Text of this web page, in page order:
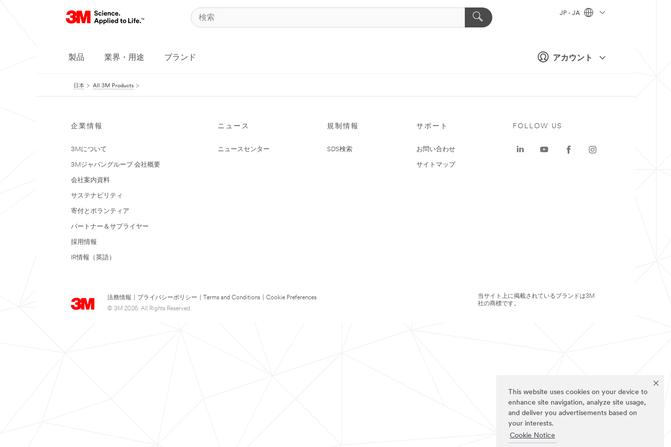
This website uses cookies on your device to
enhance site navigation, analyze site usage,
and deliver you advertisements based on
your interests.
Cookie Notice
アカウント
JP - JA
製品 業界・用途 ブランド
日本 All 3M Products
企業情報
3Mについて
3Mジャパングループ 会社概要
会社案内資料
サステナビリティ
寄付とボランティア
パートナー＆サプライヤー
採用情報
IR情報（英語）
ニュース
ニュースセンター
規制情報
SDS検索
サポート
お問い合わせ
サイトマップ
法務情報 プライバシーポリシー Terms and Conditions
Cookie Preferences
© 3M 2026. All Rights Reserved.
FOLLOW US
当サイト上に掲載されているブランドは3M
社の商標です。